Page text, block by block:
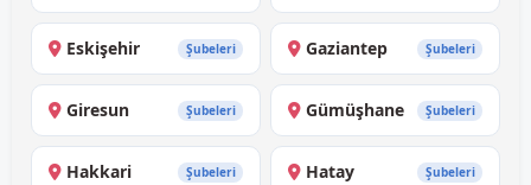
Eskişehir Şubeleri Gaziantep Şubeleri
Giresun Şubeleri Gümüşhane Şubeleri
Hakkari Şubeleri Hatay Şubeleri